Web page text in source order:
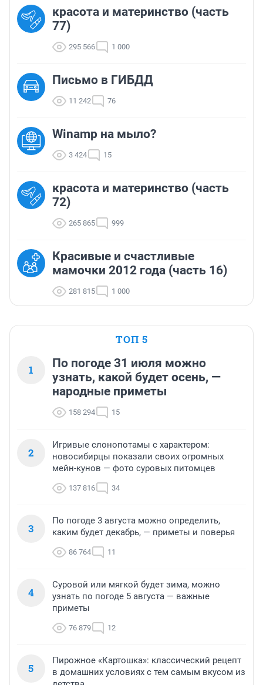
красота и материнство (часть
77)
295 566 1 000
Письмо в ГИБДД
11 242 76
Winamp на мыло?
3 424 15
красота и материнство (часть
72)
265 865 999
Красивые и счастливые
мамочки 2012 года (часть 16)
281 815 1 000
ТОП 5
1
По погоде 31 июля можно
узнать, какой будет осень, —
народные приметы
158 294 15
2
Игривые слонопотамы с характером:
новосибирцы показали своих огромных
мейн-кунов — фото суровых питомцев
137 816 34
3
По погоде 3 августа можно определить,
каким будет декабрь, — приметы и поверья
86 764 11
4
Суровой или мягкой будет зима, можно
узнать по погоде 5 августа — важные
приметы
76 879 12
5
Пирожное «Картошка»: классический рецепт
в домашних условиях с тем самым вкусом из